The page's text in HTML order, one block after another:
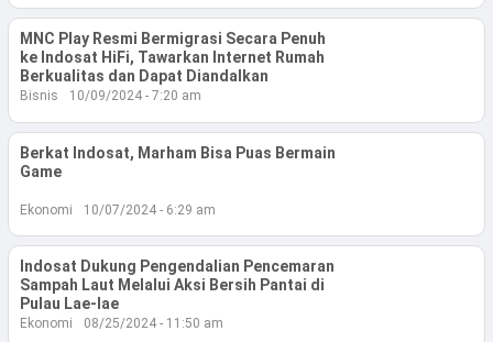
©
Copyright
Djournalist.com
All
Reserved
MNC Play Resmi Bermigrasi Secara Penuh
ke Indosat HiFi, Tawarkan Internet Rumah
Berkualitas dan Dapat Diandalkan
Bisnis 10/09/2024 - 7:20 am
Berkat Indosat, Marham Bisa Puas Bermain
Game
Ekonomi 10/07/2024 - 6:29 am
Indosat Dukung Pengendalian Pencemaran
Sampah Laut Melalui Aksi Bersih Pantai di
Pulau Lae-lae
Ekonomi 08/25/2024 - 11:50 am